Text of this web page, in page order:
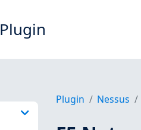
Plugin
Plugin Nessus